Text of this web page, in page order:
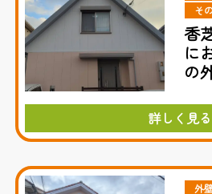
そ
香
に
の
詳しく見る
外